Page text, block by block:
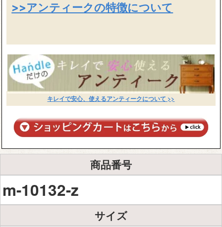
>>アンティークの特徴について
キレイで安心、使えるアンティークについて >>
商品番号
m-10132-z
サイズ